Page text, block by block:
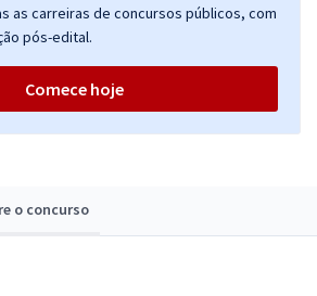
o concurso
as carreiras de concursos públicos, com
pós-edital.
Comece hoje